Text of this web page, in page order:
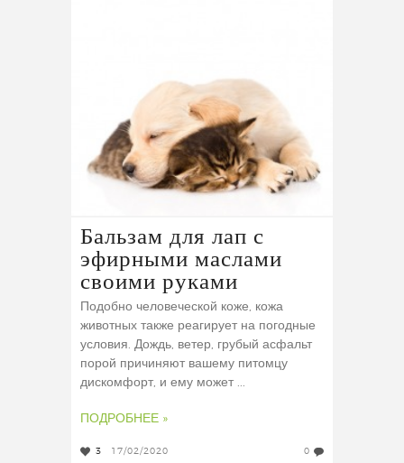
Бальзам для лап с
эфирными маслами
своими руками
Подобно человеческой коже, кожа
животных также реагирует на погодные
условия. Дождь, ветер, грубый асфальт
порой причиняют вашему питомцу
дискомфорт, и ему может ...
ПОДРОБНЕЕ »
3 17/02/2020 0